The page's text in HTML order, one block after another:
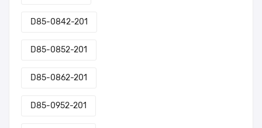
D85-0842-201
D85-0852-201
D85-0862-201
D85-0952-201